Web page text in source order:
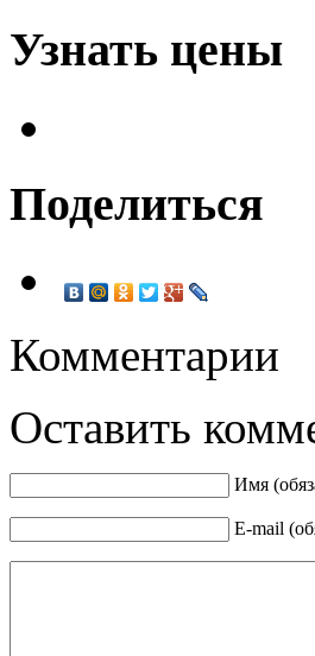
Узнать цены
Поделиться
Комментарии
Оставить
Имя
E-mail